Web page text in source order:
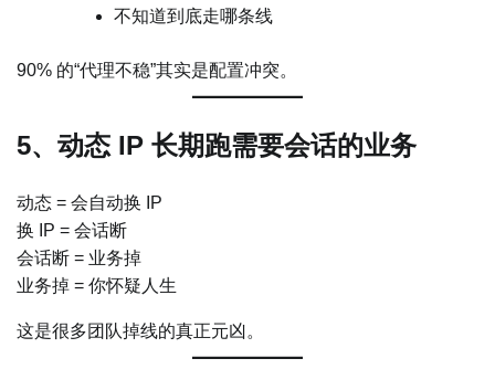
不知道到底走哪条线
90% 的“代理不稳”其实是配置冲突。
5、动态 IP 长期跑需要会话的业务
动态 = 会自动换 IP
换 IP = 会话断
会话断 = 业务掉
业务掉 = 你怀疑人生
这是很多团队掉线的真正元凶。